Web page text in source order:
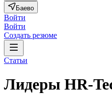
Баево
Войти
Войти
Создать резюме
Статьи
Лидеры HR-